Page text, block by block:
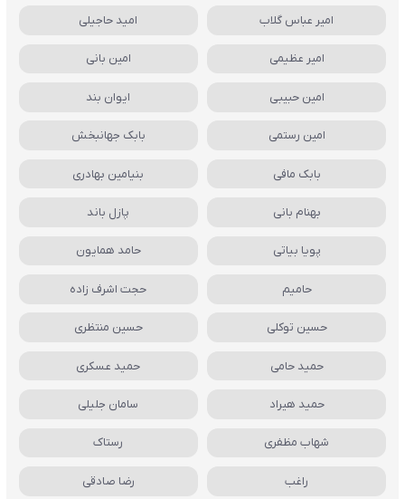
امیر عباس گلاب امید حاجیلی
امیر عظیمی امین بانی
امین حبیبی ایوان بند
امین رستمی بابک جهانبخش
بابک مافی بنیامین بهادری
بهنام بانی پازل باند
پویا بیاتی حامد همایون
حامیم حجت اشرف زاده
حسین توکلی حسین منتظری
حمید حامی حمید عسکری
حمید هیراد سامان جلیلی
شهاب مظفری رستاک
راغب رضا صادقی